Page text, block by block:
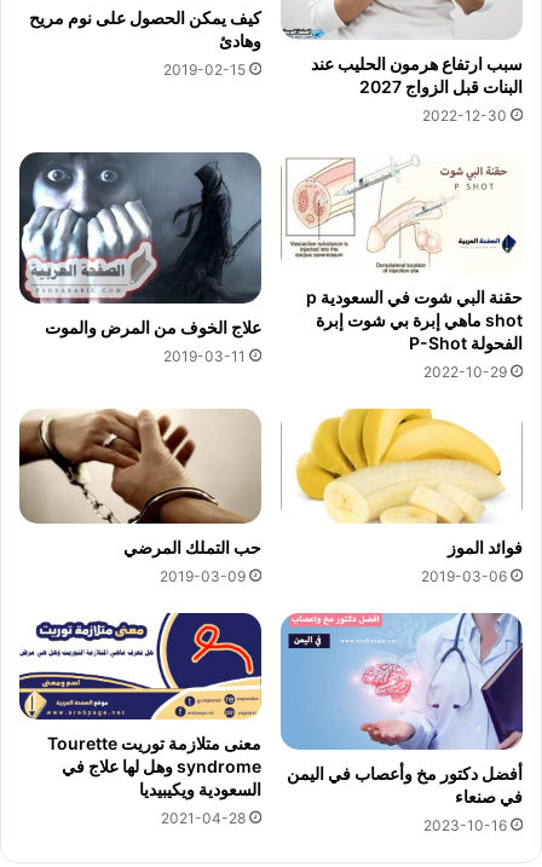
سبب ارتفاع هرمون الحليب عند
البنات قبل الزواج 2027
2022-12-30
كيف يمكن الحصول على نوم مريح
وهادئ
2019-02-15
حقنة البي شوت في السعودية p
shot ماهي إبرة بي شوت إبرة
الفحولة P-Shot
2022-10-29
علاج الخوف من المرض والموت
2019-03-11
فوائد الموز
2019-03-06
حب التملك المرضي
2019-03-09
أفضل دكتور مخ وأعصاب في اليمن
في صنعاء
2023-10-16
معنى متلازمة توريت Tourette
syndrome وهل لها علاج في
السعودية ويكيبيديا
2021-04-28